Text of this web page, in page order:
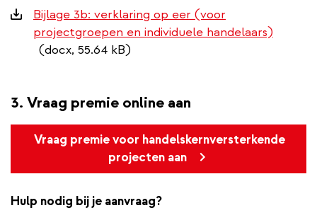
Bijlage 3b: verklaring op eer (voor
projectgroepen en individuele handelaars)
(docx, 55.64 kB)
3. Vraag premie online aan
Vraag premie voor handelskernversterkende
projecten aan
Hulp nodig bij je aanvraag?